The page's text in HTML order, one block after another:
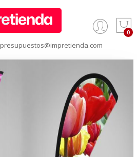
presupuestos@impretienda.com